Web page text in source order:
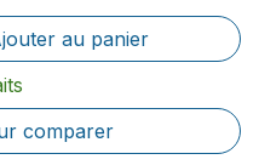
au panier
comparer